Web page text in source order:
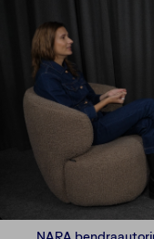
NARA